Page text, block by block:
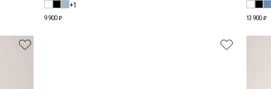
+1
9 900 ₽ 13 900 ₽